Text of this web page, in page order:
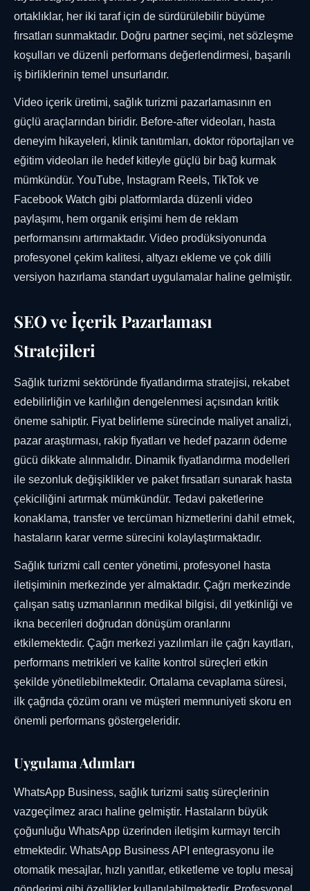
ortaklıklar, her iki taraf için de sürdürülebilir büyüme
fırsatları sunmaktadır. Doğru partner seçimi, net sözleşme
koşulları ve düzenli performans değerlendirmesi, başarılı
iş birliklerinin temel unsurlarıdır.
Video içerik üretimi, sağlık turizmi pazarlamasının en
güçlü araçlarından biridir. Before-after videoları, hasta
deneyim hikayeleri, klinik tanıtımları, doktor röportajları ve
eğitim videoları ile hedef kitleyle güçlü bir bağ kurmak
mümkündür. YouTube, Instagram Reels, TikTok ve
Facebook Watch gibi platformlarda düzenli video
paylaşımı, hem organik erişimi hem de reklam
performansını artırmaktadır. Video prodüksiyonunda
profesyonel çekim kalitesi, altyazı ekleme ve çok dilli
versiyon hazırlama standart uygulamalar haline gelmiştir.
SEO ve İçerik Pazarlaması
Stratejileri
Sağlık turizmi sektöründe fiyatlandırma stratejisi, rekabet
edebilirliğin ve karlılığın dengelenmesi açısından kritik
öneme sahiptir. Fiyat belirleme sürecinde maliyet analizi,
pazar araştırması, rakip fiyatları ve hedef pazarın ödeme
gücü dikkate alınmalıdır. Dinamik fiyatlandırma modelleri
ile sezonluk değişiklikler ve paket fırsatları sunarak hasta
çekiciliğini artırmak mümkündür. Tedavi paketlerine
konaklama, transfer ve tercüman hizmetlerini dahil etmek,
hastaların karar verme sürecini kolaylaştırmaktadır.
Sağlık turizmi call center yönetimi, profesyonel hasta
iletişiminin merkezinde yer almaktadır. Çağrı merkezinde
çalışan satış uzmanlarının medikal bilgisi, dil yetkinliği ve
ikna becerileri doğrudan dönüşüm oranlarını
etkilemektedir. Çağrı merkezi yazılımları ile çağrı kayıtları,
performans metrikleri ve kalite kontrol süreçleri etkin
şekilde yönetilebilmektedir. Ortalama cevaplama süresi,
ilk çağrıda çözüm oranı ve müşteri memnuniyeti skoru en
önemli performans göstergeleridir.
Uygulama Adımları
WhatsApp Business, sağlık turizmi satış süreçlerinin
vazgeçilmez aracı haline gelmiştir. Hastaların büyük
çoğunluğu WhatsApp üzerinden iletişim kurmayı tercih
etmektedir. WhatsApp Business API entegrasyonu ile
otomatik mesajlar, hızlı yanıtlar, etiketleme ve toplu mesaj